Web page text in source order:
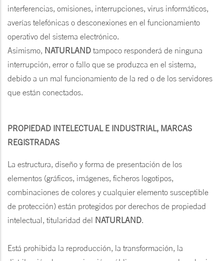
interferencias, omisiones, interrupciones, virus informáticos,
averías telefónicas o desconexiones en el funcionamiento
operativo del sistema electrónico.
Asimismo, NATURLAND tampoco responderá de ninguna
interrupción, error o fallo que se produzca en el sistema,
debido a un mal funcionamiento de la red o de los servidores
que están conectados.
PROPIEDAD INTELECTUAL E INDUSTRIAL, MARCAS
REGISTRADAS
La estructura, diseño y forma de presentación de los
elementos (gráficos, imágenes, ficheros logotipos,
combinaciones de colores y cualquier elemento susceptible
de protección) están protegidos por derechos de propiedad
intelectual, titularidad del NATURLAND.
Está prohibida la reproducción, la transformación, la